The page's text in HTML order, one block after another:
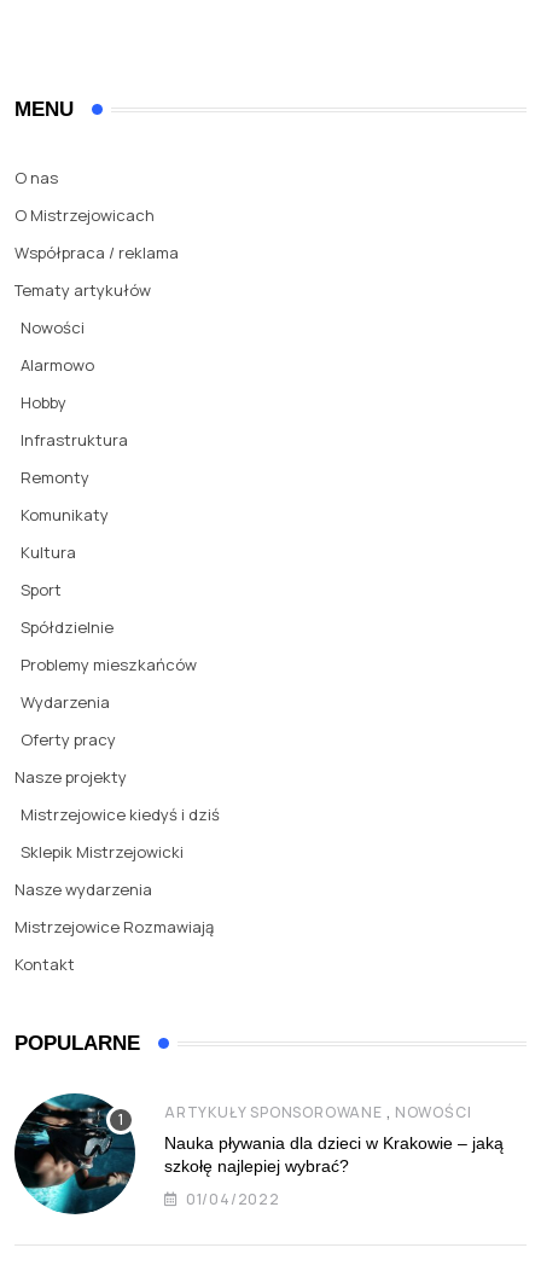
MENU
O nas
O Mistrzejowicach
Współpraca / reklama
Tematy artykułów
Nowości
Alarmowo
Hobby
Infrastruktura
Remonty
Komunikaty
Kultura
Sport
Spółdzielnie
Problemy mieszkańców
Wydarzenia
Oferty pracy
Nasze projekty
Mistrzejowice kiedyś i dziś
Sklepik Mistrzejowicki
Nasze wydarzenia
Mistrzejowice Rozmawiają
Kontakt
POPULARNE
ARTYKUŁY SPONSOROWANE , NOWOŚCI
Nauka pływania dla dzieci w Krakowie – jaką
szkołę najlepiej wybrać?
01/04/2022